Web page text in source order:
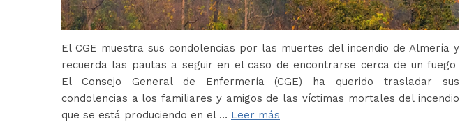
El CGE muestra sus condolencias por las muertes del incendio de Almería y
recuerda las pautas a seguir en el caso de encontrarse cerca de un fuego
El Consejo General de Enfermería (CGE) ha querido trasladar sus
condolencias a los familiares y amigos de las víctimas mortales del incendio
que se está produciendo en el … Leer más